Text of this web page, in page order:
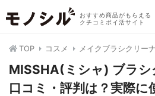
おすすめ商品がもらえる
クチコミポイ活サイト
TOP コスメ メイクブラシクリー
MISSHA(ミシャ) ブラシ
口コミ・評判は？実際に